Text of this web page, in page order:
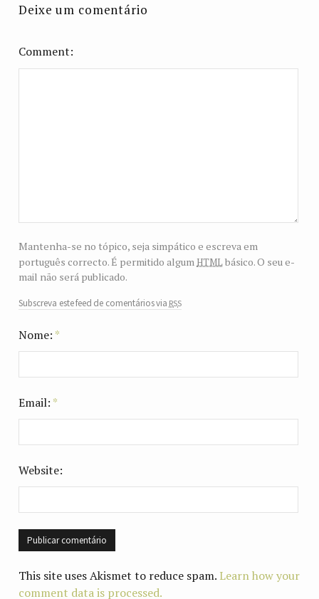
Deixe um comentário
Comment
Mantenha-se no tópico, seja simpático e escreva em
português correcto. É permitido algum htmlbásico. O seu e-
mail não será publicado.
Subscreva este feed de comentários via rss
Nome: *
Email: *
Website:
This site uses Akismet to reduce spam. Learn how your
comment data is processed.